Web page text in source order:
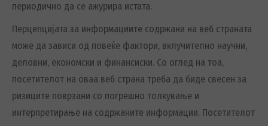
периодично да се ажурира истата.
Перцепцијата за информациите содржани на веб страната
може да зависи од повеќе фактори, вклучително научни,
деловни, економски и финансиски. Со оглед на тоа,
посетителот на оваа веб страна треба да биде свесен за
ризиците поврзани со погрешно толкување и
интерпретирање на содржаните информации. Посетителот